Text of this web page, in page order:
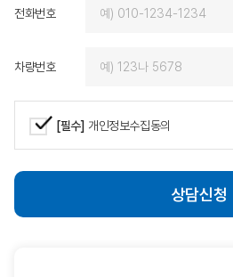
전화번호
차량번호
[필수] 개인정보수집동의
상담신청